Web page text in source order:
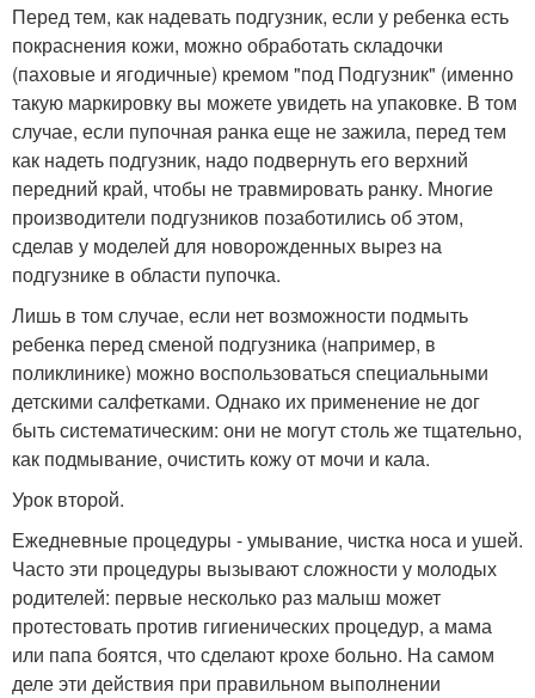
Перед тем, как надевать подгузник, если у ребенка есть
покраснения кожи, можно обработать складочки
(паховые и ягодичные) кремом "под Подгузник" (именно
такую маркировку вы можете увидеть на упаковке. В том
случае, если пупочная ранка еще не зажила, перед тем
как надеть подгузник, надо подвернуть его верхний
передний край, чтобы не травмировать ранку. Многие
производители подгузников позаботились об этом,
сделав у моделей для новорожденных вырез на
подгузнике в области пупочка.
Лишь в том случае, если нет возможности подмыть
ребенка перед сменой подгузника (например, в
поликлинике) можно воспользоваться специальными
детскими салфетками. Однако их применение не дог
быть систематическим: они не могут столь же тщательно,
как подмывание, очистить кожу от мочи и кала.
Урок второй.
Ежедневные процедуры - умывание, чистка носа и ушей.
Часто эти процедуры вызывают сложности у молодых
родителей: первые несколько раз малыш может
протестовать против гигиенических процедур, а мама
или папа боятся, что сделают крохе больно. На самом
деле эти действия при правильном выполнении